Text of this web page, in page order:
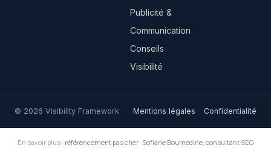
Publicité &
Communication
Conseils
Visibilité
© 2026 Visibility Framework Mentions légales Confidentialité
En savoir plus : référencement pas cher · Sofiane Boumedine, consultant SEO